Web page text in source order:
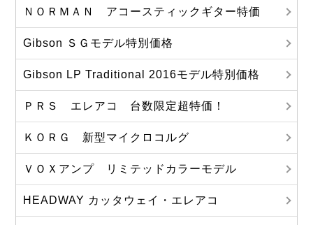
ＮＯＲＭＡＮ アコースティックギター特価
Gibson ＳＧモデル特別価格
Gibson LP Traditional 2016モデル特別価格
ＰＲＳ エレアコ 台数限定超特価！
ＫＯＲＧ 新型マイクロコルグ
ＶＯＸアンプ リミテッドカラーモデル
HEADWAY カッタウェイ・エレアコ